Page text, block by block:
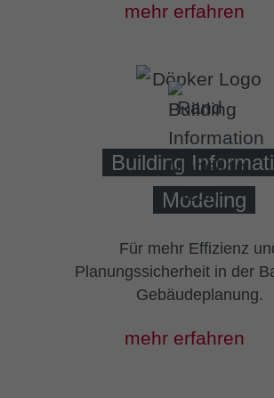
mehr erfahren
Building
Modeling
Für mehr Effizienz
Planungssicherheit in der
Gebäudeplanung.
mehr erfahren